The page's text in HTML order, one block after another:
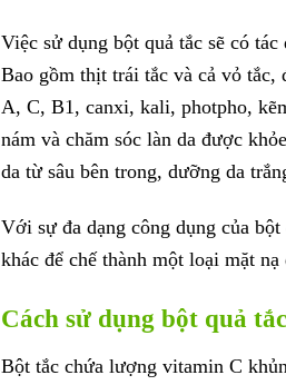
Việc sử dụng bột quả tắc sẽ có
Bao gồm thịt trái tắc và cả vỏ
A, C, B1, canxi, kali, photpho,
nám và chăm sóc làn da được
da từ sâu bên trong, dưỡng da
Với sự đa dạng công dụng của
khác để chế thành một loại mặt
Cách sử dụng bột quả
Bột tắc chứa lượng vitamin C